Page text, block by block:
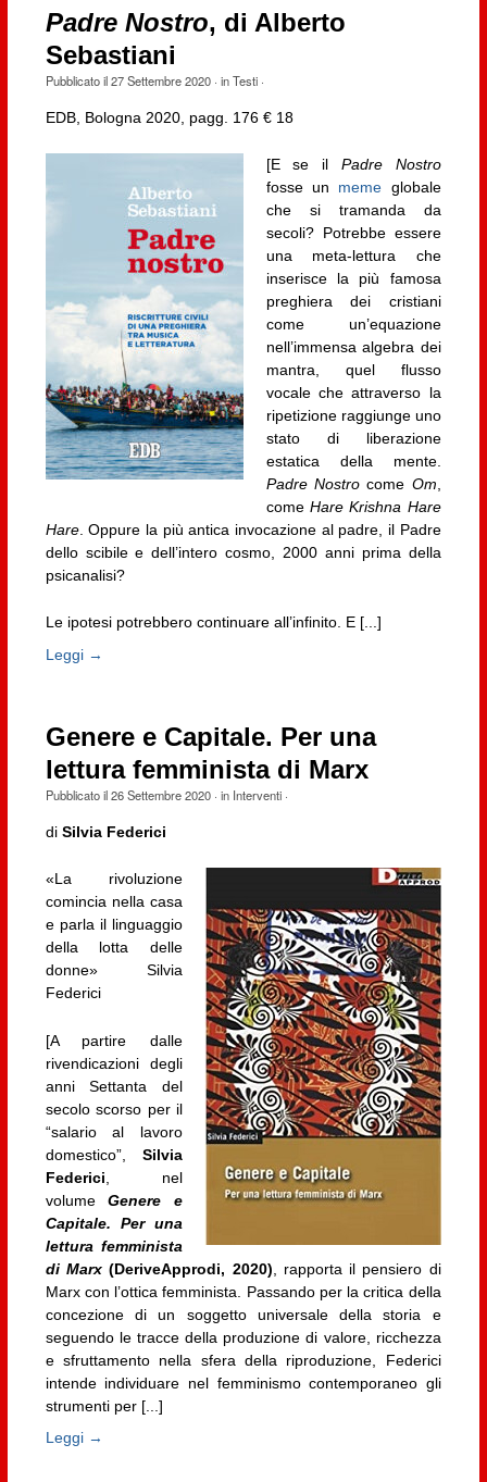
Padre Nostro, di Alberto
Sebastiani
Pubblicato il27 Settembre 2020· inTesti·
EDB, Bologna 2020, pagg. 176 € 18
[E se il Padre Nostro
fosse un meme globale
che si tramanda da
secoli? Potrebbe essere
una meta-lettura che
inserisce la più famosa
preghiera dei cristiani
come un’equazione
nell’immensa algebra dei
mantra, quel flusso
vocale che attraverso la
ripetizione raggiunge uno
stato di liberazione
estatica della mente.
Padre Nostro come Om
comeHare Krishna Hare
Hare. Oppure la più antica invocazione al padre, il Padre
dello scibile e dell’intero cosmo, 2000 anni prima della
psicanalisi?
Le ipotesi potrebbero continuare all’infinito. E [...]
Leggi →
Genere e Capitale. Per una
lettura femminista di Marx
Pubblicato il26 Settembre 2020· in Interventi·
di Silvia Federici
«La rivoluzione
comincia nella casa
e parla il linguaggio
della lotta delle
donne» Silvia
Federici
[A partire dalle
rivendicazioni degli
anni Settanta del
secolo scorso per il
“salario al lavoro
domestico”,Silvia
Federici , nel
volumeGenere e
Capitale. Per una
lettura femminista
di Marx (DeriveApprodi, 2020) , rapporta il pensiero di
Marx con l’ottica femminista. Passando per la critica della
concezione di un soggetto universale della storia e
seguendo le tracce della produzione di valore, ricchezza
e sfruttamento nella sfera della riproduzione, Federici
intende individuare nel femminismo contemporaneo gli
strumenti per [...]
Leggi →